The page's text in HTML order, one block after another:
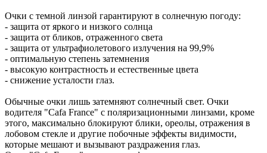
Очки с темной линзой гарантируют в солнечную погоду:
- защита от яркого и низкого солнца
- защита от бликов, отраженного света
- защита от ультрафиолетового излучения на 99,9%
- оптимальную степень затемнения
- высокую контрастность и естественные цвета
- снижение усталости глаз.
Обычные очки лишь затемняют солнечный свет. Очки
водителя "Cafa France" с поляризационными линзами, кроме
этого, максимально блокируют блики, ореолы, отражения в
лобовом стекле и другие побочные эффекты видимости,
которые мешают и вызывают раздражения глаз.